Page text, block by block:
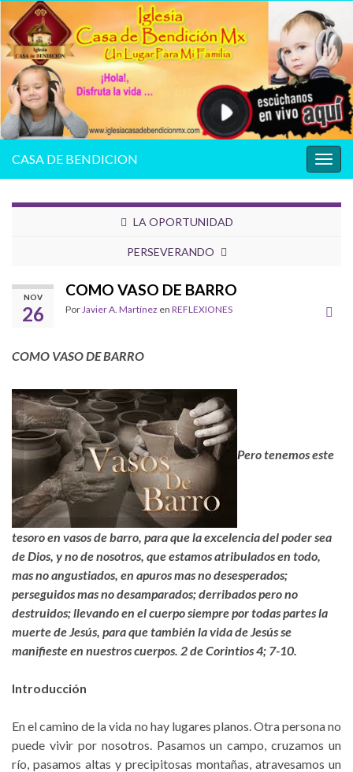
la
CASA DE BENDICION
LA OPORTUNIDAD
PERSEVERANDO
NOV
26
COMO VASO DE BARRO
Por Javier A. Martínez en REFLEXIONES
COMO VASO DE BARRO
Pero tenemos este
tesoro en vasos de barro, para quela excelencia del poder sea
de Dios, y no de nosotros, que estamos atribulados en todo,
mas no angustiados, en apuros mas no desesperados;
perseguidos mas no desamparados; derribados pero no
destruidos; llevando en el cuerpo siempre por todas partes la
muerte de Jesús, para que también la vida de Jesús se
manifieste en nuestros cuerpos. 2 de Corintios 4; 7-10.
Introducción
En el camino de la vida no hay lugares planos. Otra persona no
puede vivir por nosotros. Pasamos un campo, cruzamos un
río, pasamos altas y precipitosas montañas, atravesamos un